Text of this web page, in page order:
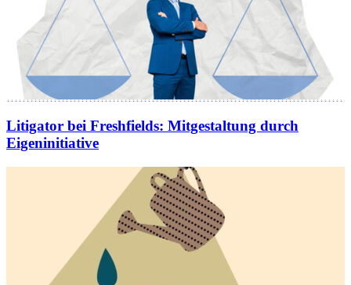
Litigator bei Freshfields: Mitgestaltung durch
Eigeninitiative